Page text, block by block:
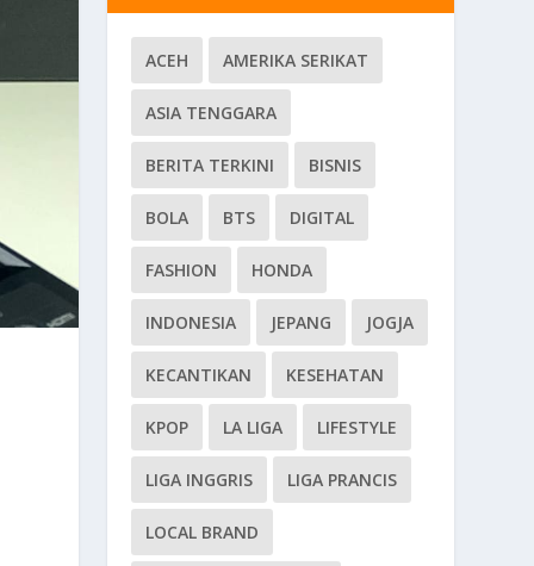
ACEH AMERIKA SERIKAT
ASIA TENGGARA
BERITA TERKINI BISNIS
BOLA BTS DIGITAL
FASHION HONDA
INDONESIA JEPANG JOGJA
KECANTIKAN KESEHATAN
KPOP LA LIGA LIFESTYLE
LIGA INGGRIS LIGA PRANCIS
LOCAL BRAND